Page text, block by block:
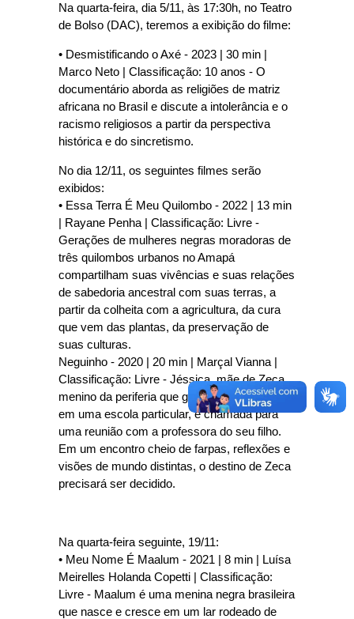
Na quarta-feira, dia 5/11, às 17:30h, no Teatro
de Bolso (DAC), teremos a exibição do filme:
• Desmistificando o Axé - 2023 | 30 min |
Marco Neto | Classificação: 10 anos - O
documentário aborda as religiões de matriz
africana no Brasil e discute a intolerância e o
racismo religiosos a partir da perspectiva
histórica e do sincretismo.
No dia 12/11, os seguintes filmes serão
exibidos:
• Essa Terra É Meu Quilombo - 2022 | 13 min
| Rayane Penha | Classificação: Livre -
Gerações de mulheres negras moradoras de
três quilombos urbanos no Amapá
compartilham suas vivências e suas relações
de sabedoria ancestral com suas terras, a
partir da colheita com a agricultura, da cura
que vem das plantas, da preservação de
suas culturas.
Neguinho - 2020 | 20 min | Marçal Vianna |
Classificação: Livre - Jéssica, mãe de Zeca,
menino da periferia que ganhou uma bolsa
em uma escola particular, é chamada para
uma reunião com a professora do seu filho.
Em um encontro cheio de farpas, reflexões e
visões de mundo distintas, o destino de Zeca
precisará ser decidido.
Na quarta-feira seguinte, 19/11:
• Meu Nome É Maalum - 2021 | 8 min | Luísa
Meirelles Holanda Copetti | Classificação:
Livre - Maalum é uma menina negra brasileira
que nasce e cresce em um lar rodeado de